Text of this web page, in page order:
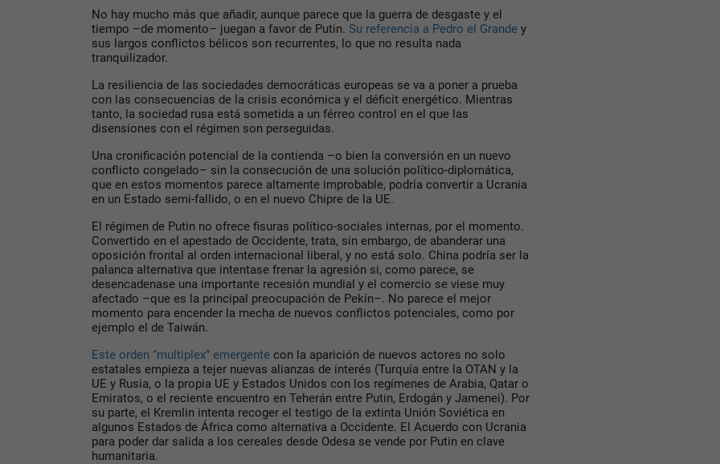
No hay mucho más que añadir, aunque parece que la guerra de desgaste y el
tiempo –de momento– juegan a favor de Putin. Su referencia a Pedro el Grande y
sus largos conflictos bélicos son recurrentes, lo que no resulta nada
tranquilizador.
La resiliencia de las sociedades democráticas europeas se va a poner a prueba
con las consecuencias de la crisis económica y el déficit energético. Mientras
tanto, la sociedad rusa está sometida a un férreo control en el que las
disensiones con el régimen son perseguidas.
Una cronificación potencial de la contienda –o bien la conversión en un nuevo
conflicto congelado– sin la consecución de una solución político-diplomática,
que en estos momentos parece altamente improbable, podría convertir a Ucrania
en un Estado semi-fallido, o en el nuevo Chipre de la UE.
El régimen de Putin no ofrece fisuras político-sociales internas, por el momento.
Convertido en el apestado de Occidente, trata, sin embargo, de abanderar una
oposición frontal al orden internacional liberal, y no está solo. China podría ser la
palanca alternativa que intentase frenar la agresión si, como parece, se
desencadenase una importante recesión mundial y el comercio se viese muy
afectado –que es la principal preocupación de Pekín–. No parece el mejor
momento para encender la mecha de nuevos conflictos potenciales, como por
ejemplo el de Taiwán.
Este orden “multiplex” emergente con la aparición de nuevos actores no solo
estatales empieza a tejer nuevas alianzas de interés (Turquía entre la OTAN y la
UE y Rusia, o la propia UE y Estados Unidos con los regímenes de Arabia, Qatar o
Emiratos, o el reciente encuentro en Teherán entre Putin, Erdogán y Jamenei). Por
su parte, el Kremlin intenta recoger el testigo de la extinta Unión Soviética en
algunos Estados de África como alternativa a Occidente. El Acuerdo con Ucrania
para poder dar salida a los cereales desde Odesa se vende por Putin en clave
humanitaria.